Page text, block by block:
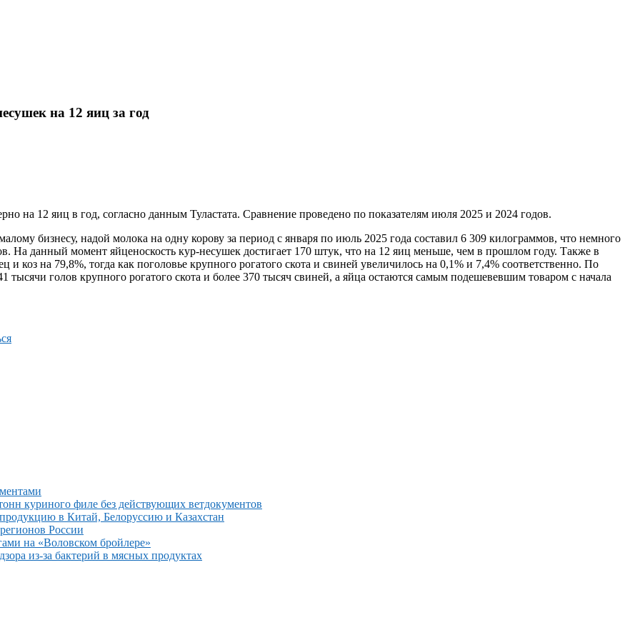
на 12 яиц за год
на 12 яиц в год, согласно данным Туластата. Сравнение проведено по показателям июля 2025 и 2024 годов.
бизнесу, надой молока на одну корову за период с января по июль 2025 года составил 6 309 килограммов, что немного
На данный момент яйценоскость кур-несушек достигает 170 штук, что на 12 яиц меньше, чем в прошлом году. Также в
и коз на 79,8%, тогда как поголовье крупного рогатого скота и свиней увеличилось на 0,1% и 7,4% соответственно. По
голов крупного рогатого скота и более 370 тысяч свиней, а яйца остаются самым подешевевшим товаром с начала
куриного филе без действующих ветдокументов
в Китай, Белоруссию и Казахстан
России
на «Воловском бройлере»
из-за бактерий в мясных продуктах